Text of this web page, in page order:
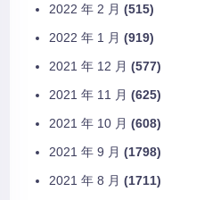
2022 年 2 月 (515)
2022 年 1 月 (919)
2021 年 12 月 (577)
2021 年 11 月 (625)
2021 年 10 月 (608)
2021 年 9 月 (1798)
2021 年 8 月 (1711)